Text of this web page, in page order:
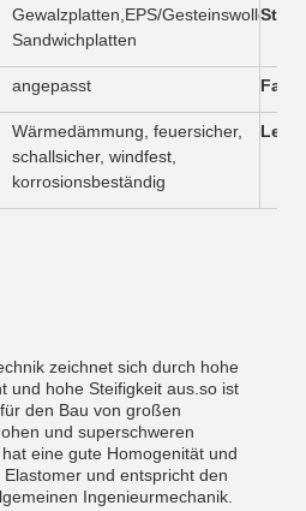
Gewalzplatten,EPS/Gesteinswolle/
Sandwichplatten
angepasst Farbe
Wärmedämmung, feuersicher,
schallsicher, windfest,
korrosionsbeständig
zeichnet sich durch hohe
und hohe Steifigkeit aus.so ist
den Bau von großen
und superschweren
eine gute Homogenität und
und entspricht den
Ingenieurmechanik.